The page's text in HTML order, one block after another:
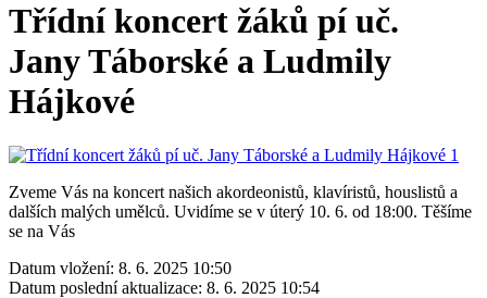
Třídní koncert žáků pí uč.
Jany Táborské a Ludmily
Hájkové
Zveme Vás na koncert našich akordeonistů, klavíristů, houslistů a
dalších malých umělců. Uvidíme se v úterý 10. 6. od 18:00. Těšíme
se na Vás
Datum vložení: 8. 6. 2025 10:50
Datum poslední aktualizace: 8. 6. 2025 10:54